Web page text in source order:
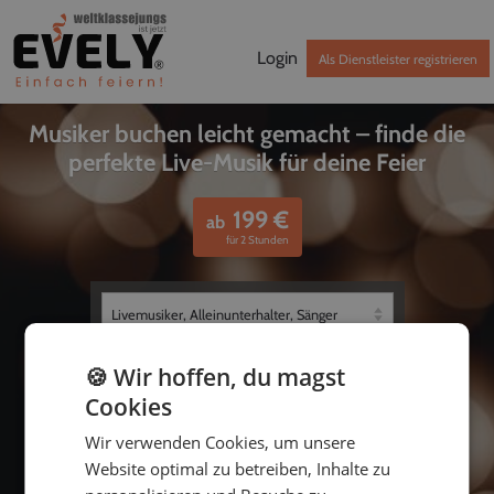
Login Als Dienstleister registrieren
Musiker buchen leicht gemacht – finde die
perfekte Live-Musik für deine Feier
ab 199€
für 2 Stunden
bis
🍪 Wir hoffen, du magst
Cookies
Wir verwenden Cookies, um unsere
Website optimal zu betreiben, Inhalte zu